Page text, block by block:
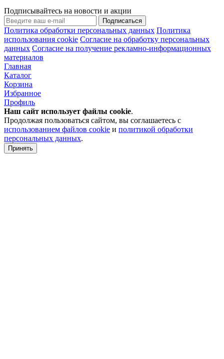
Подписывайтесь на новости и акции
Подписаться
Политика обработки персональных данных Политика
использования cookie Согласие на обработку персональных
данных Согласие на получение рекламно-информационных
материалов
Главная
Каталог
Корзина
Избранное
Профиль
Наш сайт использует файлы cookie.
Продолжая пользоваться сайтом, вы соглашаетесь с
использованием файлов cookie и политикой обработки
персональных данных.
Принять